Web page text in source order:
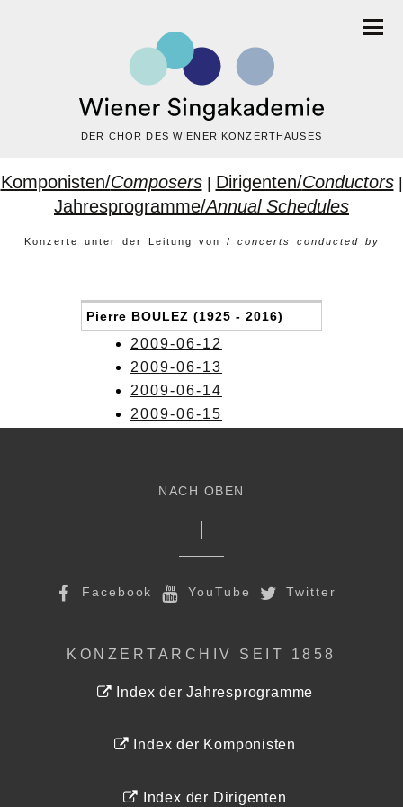
DER CHOR DES WIENER KONZERTHAUSES
Komponisten/Composers| Dirigenten/Conductors|
Jahresprogramme/Annual Schedules
Konzerte unter der Leitung von / concerts conducted by
Pierre BOULEZ (1925 - 2016)
2009-06-12
2009-06-13
2009-06-14
2009-06-15
NACH OBEN
Facebook YouTube Twitter
KONZERTARCHIV SEIT 1858
Index der Jahresprogramme
Index der Komponisten
Index der Dirigenten